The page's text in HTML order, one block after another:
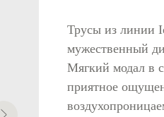
Трусы из линии
мужественный
Мягкий модал в
приятное